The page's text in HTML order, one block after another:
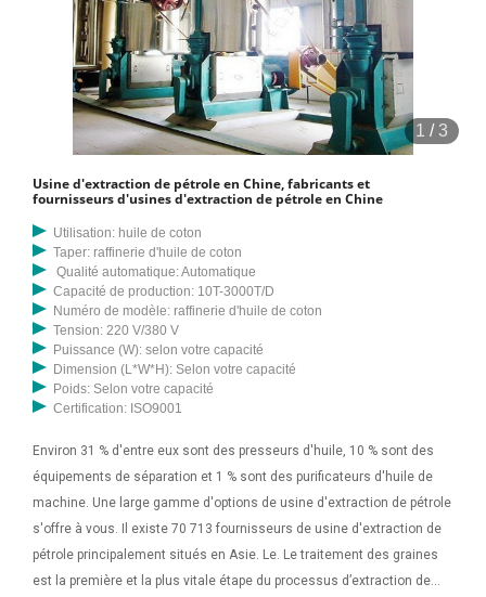
1 /3
Usine d'extraction de pétrole en Chine, fabricants et
fournisseurs d'usines d'extraction de pétrole en Chine
Utilisation: huile de coton
Taper: raffinerie d'huile de coton
Qualité automatique: Automatique
Capacité de production: 10T-3000T/D
Numéro de modèle: raffinerie d'huile de coton
Tension: 220 V/380 V
Puissance (W): selon votre capacité
Dimension (L*W*H): Selon votre capacité
Poids: Selon votre capacité
Certification: ISO9001
Environ 31 % d'entre eux sont des presseurs d'huile, 10 % sont des
équipements de séparation et 1 % sont des purificateurs d'huile de
machine. Une large gamme d'options de usine d'extraction de pétrole
s'offre à vous. Il existe 70 713 fournisseurs de usine d'extraction de
pétrole principalement situés en Asie. Le. Le traitement des graines
est la première et la plus vitale étape du processus d’extraction de